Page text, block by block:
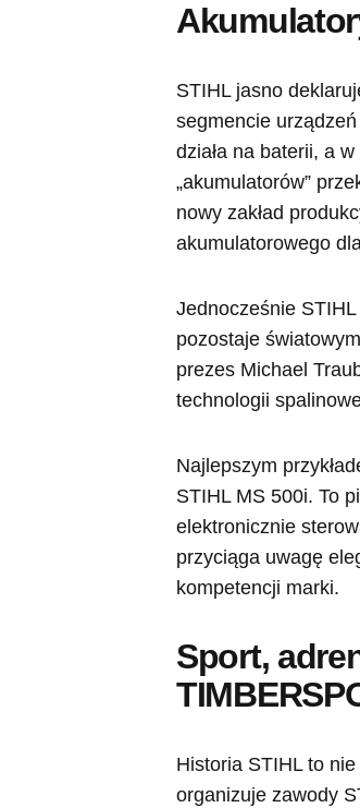
STIHL jasno
segmencie
działa na baterii, a
„akumulatorów”
nowy zakład
akumulatorowego
Jednocześnie
pozostaje
prezes Michael
technologii
Najlepszym
STIHL MS 500i. To
elektronicznie
przyciąga uwagę
kompetencji marki.
Sport,
Historia STIHL to
organizuje zawody